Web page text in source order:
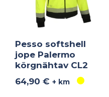
Pesso softshell
jope Palermo
kõrgnähtav CL2
64,90€ + km